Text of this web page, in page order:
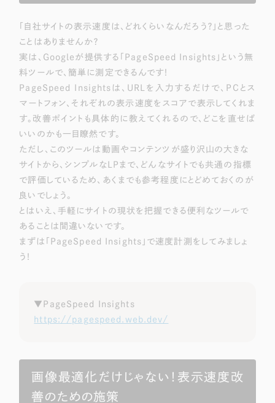
「自社サイトの表示速度は、どれくらいなんだろう？」と思った
ことはありませんか？
実は、Googleが提供する「PageSpeed Insights」という無
料ツールで、簡単に測定できるんです！
PageSpeed Insightsは、URLを入力するだけで、PCとス
マートフォン、それぞれの表示速度をスコアで表示してくれま
す。改善ポイントも具体的に教えてくれるので、どこを直せば
いいのかも一目瞭然です。
ただし、このツールは動画やコンテンツが盛り沢山の大きな
サイトから、シンプルなLPまで、どんなサイトでも共通の指標
で評価しているため、あくまでも参考程度にとどめておくのが
良いでしょう。
とはいえ、手軽にサイトの現状を把握できる便利なツールで
あることは間違いないです。
まずは「PageSpeed Insights」で速度計測をしてみましょ
う！
▼PageSpeed Insights
https://pagespeed.web.dev/
画像最適化だけじゃない！表示速度改
善のための施策